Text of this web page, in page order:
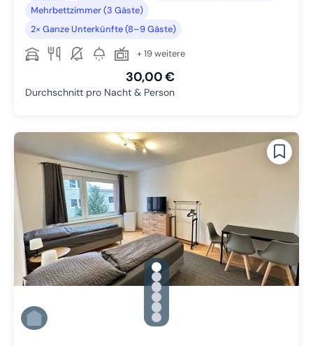
Mehrbettzimmer (3 Gäste)
2× Ganze Unterkünfte (8–9 Gäste)
+ 19 weitere
30,00 €
Durchschnitt pro Nacht & Person
gallery.slide_selector
Zu Slide 1 wechseln
Zu Slide 2 wechseln
Zu Slide 3 wechseln
Zu Slide 4 wechseln
Zu Slide 5 wechseln
Zu Slide 6 wechseln